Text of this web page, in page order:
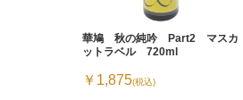
華鳩 秋の純吟 Part2 マスカ
ットラベル 720ml
￥1,875(税込)